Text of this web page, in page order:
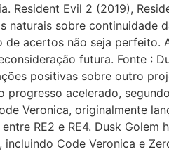
Resident Evil 2 (2019),
naturais sobre continuidade
acertos não seja perfeito.
futura. Fonte :
positivas sobre outro
progresso acelerado,
Veronica, originalmente
RE2 e RE4. Dusk
incluindo Code Veronica e